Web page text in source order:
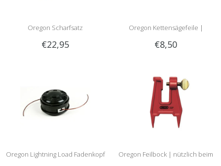
Oregon Scharfsatz
€22,95
Oregon Kettensägefeile |
Rundfeile
€8,50
Oregon Lightning Load Fadenkopf Oregon Feilbock | nützlich beim